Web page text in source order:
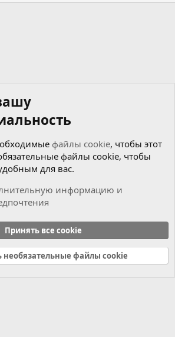
(RU)
и правила
Справка Главная
R
файлы cookie, чтобы этот
файлы cookie, чтобы
для вас.
информацию и
Принять все cookie
необязательные файлы cookie